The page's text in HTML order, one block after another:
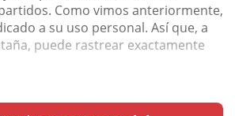
Como vimos anteriormente,
a su uso personal. Así que, a
puede rastrear exactamente